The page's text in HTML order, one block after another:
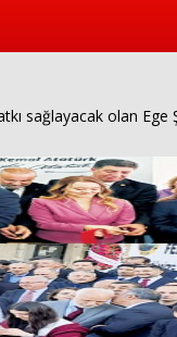
sağlayacak olan